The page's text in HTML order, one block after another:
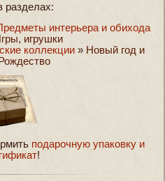
разделах:
интерьера и обихода
игрушки
коллекции » Новый год и
Рождество
подарочную упаковку и
!